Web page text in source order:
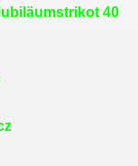
40